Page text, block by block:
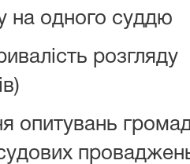
на одного суддю
розгляду
опитувань